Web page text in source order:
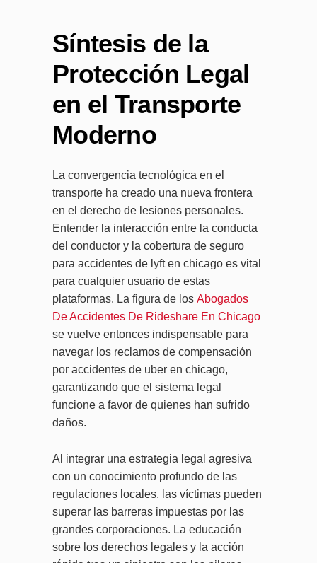
Síntesis de la
Protección Legal
en el Transporte
Moderno
La convergencia tecnológica en el
transporte ha creado una nueva frontera
en el derecho de lesiones personales.
Entender la interacción entre la conducta
del conductor y la cobertura de seguro
para accidentes de lyft en chicago es vital
para cualquier usuario de estas
plataformas. La figura de los Abogados
De Accidentes De Rideshare En Chicago
se vuelve entonces indispensable para
navegar los reclamos de compensación
por accidentes de uber en chicago,
garantizando que el sistema legal
funcione a favor de quienes han sufrido
daños.
Al integrar una estrategia legal agresiva
con un conocimiento profundo de las
regulaciones locales, las víctimas pueden
superar las barreras impuestas por las
grandes corporaciones. La educación
sobre los derechos legales y la acción